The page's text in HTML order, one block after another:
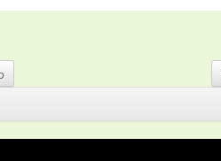
ク・お姫さま・お姫様・お月さま・お